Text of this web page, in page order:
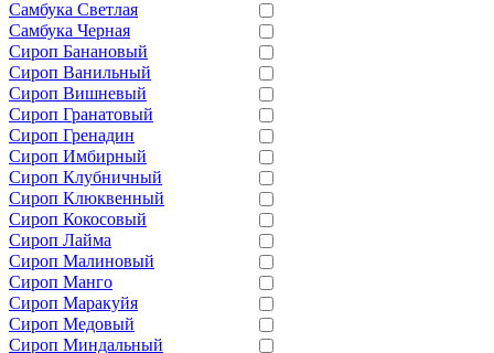
Самбука Светлая
Самбука Черная
Сироп Банановый
Сироп Ванильный
Сироп Вишневый
Сироп Гранатовый
Сироп Гренадин
Сироп Имбирный
Сироп Клубничный
Сироп Клюквенный
Сироп Кокосовый
Сироп Лайма
Сироп Малиновый
Сироп Манго
Сироп Маракуйя
Сироп Медовый
Сироп Миндальный